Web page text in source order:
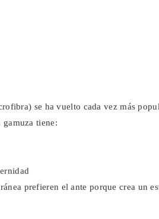
se ha vuelto cada vez más
tiene:
prefieren el ante porque crea un